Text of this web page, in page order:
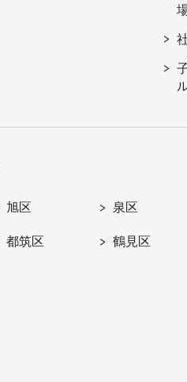
旭区 泉区
都筑区 鶴見区